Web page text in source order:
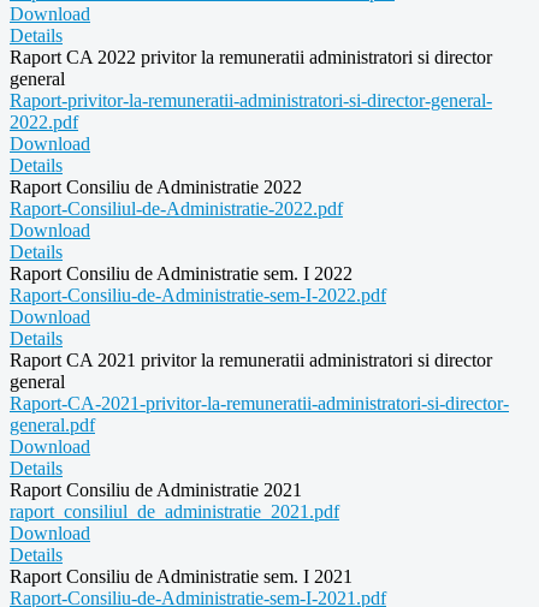
Download
Details
Raport CA 2022 privitor la remuneratii administratori si director
general
Raport-privitor-la-remuneratii-administratori-si-director-general-
2022.pdf
Download
Details
Raport Consiliu de Administratie 2022
Raport-Consiliul-de-Administratie-2022.pdf
Download
Details
Raport Consiliu de Administratie sem. I 2022
Raport-Consiliu-de-Administratie-sem-I-2022.pdf
Download
Details
Raport CA 2021 privitor la remuneratii administratori si director
general
Raport-CA-2021-privitor-la-remuneratii-administratori-si-director-
general.pdf
Download
Details
Raport Consiliu de Administratie 2021
raport_consiliul_de_administratie_2021.pdf
Download
Details
Raport Consiliu de Administratie sem. I 2021
Raport-Consiliu-de-Administratie-sem-I-2021.pdf